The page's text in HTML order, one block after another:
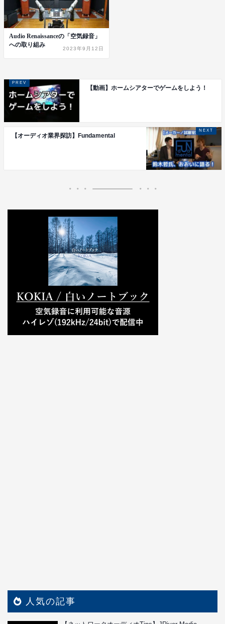
Audio Renaissanceの「空気録音」
への取り組み
2023年9月12日
【動画】ホームシアターでゲームをしよう！
【オーディオ業界探訪】Fundamental
人気の記事